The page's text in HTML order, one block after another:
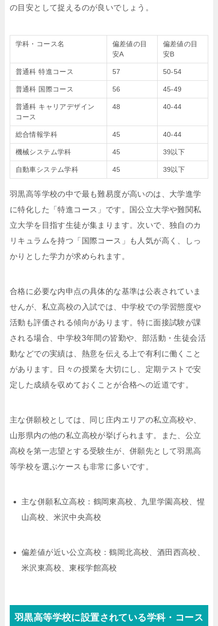
の目安として捉えるのが良いでしょう。
学科・コース名
偏差値の目
安A
偏差値の目
安B
普通科 特進コース 57 50-54
普通科 国際コース 56 45-49
普通科 キャリアデザイン
コース
48 40-44
総合情報学科 45 40-44
機械システム学科 45 39以下
自動車システム学科 45 39以下
羽黒高等学校の中で最も難易度が高いのは、大学進学
に特化した「特進コース」です。国公立大学や難関私
立大学を目指す生徒が集まります。次いで、独自のカ
リキュラムを持つ「国際コース」も人気が高く、しっ
かりとした学力が求められます。
合格に必要な内申点の具体的な基準は公表されていま
せんが、私立高校の入試では、中学校での学習態度や
活動も評価される傾向があります。特に面接試験が課
される場合、中学校3年間の皆勤や、部活動・生徒会活
動などでの実績は、熱意を伝える上で有利に働くこと
があります。日々の授業を大切にし、定期テストで安
定した成績を収めておくことが合格への近道です。
主な併願校としては、同じ庄内エリアの私立高校や、
山形県内の他の私立高校が挙げられます。また、公立
高校を第一志望とする受験生が、併願先として羽黒高
等学校を選ぶケースも非常に多いです。
主な併願私立高校：鶴岡東高校、九里学園高校、惺
山高校、米沢中央高校
偏差値が近い公立高校：鶴岡北高校、酒田西高校、
米沢東高校、東桜学館高校
羽黒高等学校に設置されている学科・コース